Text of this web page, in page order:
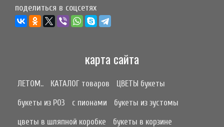
поделиться в соцсетях
карта сайта
ЛЕТОМ.. КАТАЛОГ товаров
ЦВЕТЫ букеты
букеты из РОЗ
с пионами
букеты из эустомы
цветы в шляпной коробке
букеты в корзине